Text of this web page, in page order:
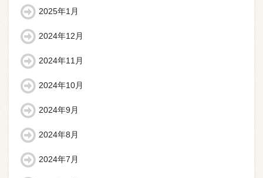
2025年1月
2024年12月
2024年11月
2024年10月
2024年9月
2024年8月
2024年7月